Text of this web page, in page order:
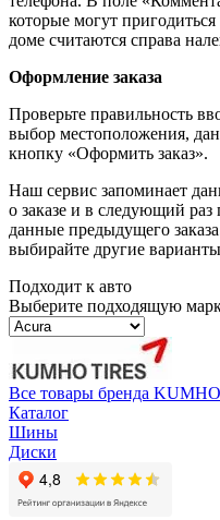
которые могут
доме считаются справа
Оформление заказа
Проверьте правильность
выбор местоположения,
кнопку «Оформить заказ».
Наш сервис запоминает
о заказе и в следующий
данные предыдущего
выбирайте другие
Подходит к авто
Выберите подходящую
Все товары бренда KUMHO
Каталог
Шины
Диски